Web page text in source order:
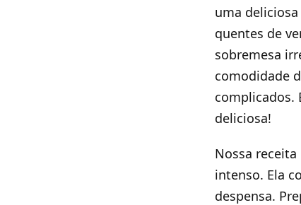
uma
quentes de
sobremesa
comodidade
complicados.
deliciosa!
Nossa
intenso. Ela
despensa.